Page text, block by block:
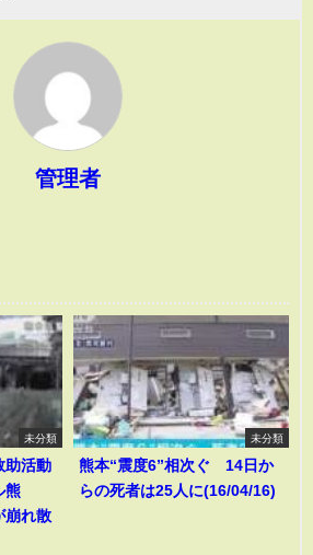
管理者
未分類
助活動
熊
れ散
未分類
熊本“震度6”相次ぐ 14日か
らの死者は25人に(16/04/16)